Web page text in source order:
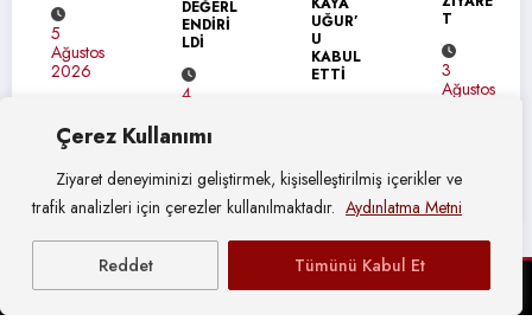
Çerez Kullanımı
Ziyaret deneyiminizi geliştirmek, kişiselleştirilmiş içerikler ve
trafik analizleri için çerezler kullanılmaktadır. Aydınlatma Metni
Reddet Tümünü Kabul Et
5
Ağustos
2026
DEĞERL
ENDİRİ
LDİ
4
2026
UĞUR’
U
KABUL
ETTİ
T
3
Ağustos
© Gaziantep Üniversitesi Basın Yayın ve Halkla İlişkiler Müdürlüğü